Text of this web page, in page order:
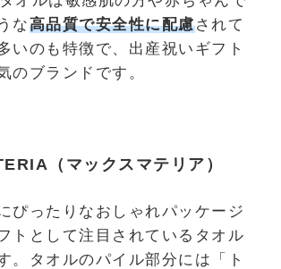
な高品質で安全性に配慮されて
いのも特徴で、出産祝いギフト
のブランドです。
（マックスマテリア）
ぴったりなおしゃれパッケージ
トとして注目されているタオル
。タオルのパイル部分には「ト